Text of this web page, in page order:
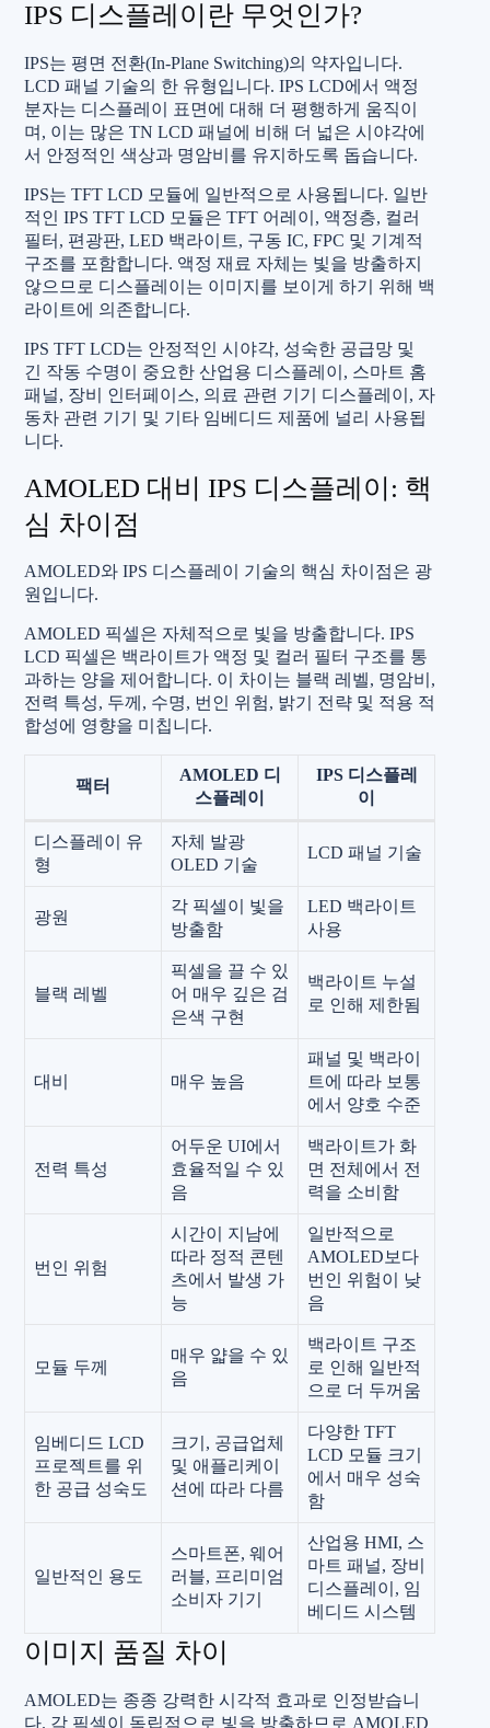
IPS 디스플레이란 무엇인가?
IPS는 평면 전환(In-Plane Switching)의 약자입니다.
LCD 패널 기술의 한 유형입니다. IPS LCD에서 액정
분자는 디스플레이 표면에 대해 더 평행하게 움직이
며, 이는 많은 TN LCD 패널에 비해 더 넓은 시야각에
서 안정적인 색상과 명암비를 유지하도록 돕습니다.
IPS는 TFT LCD 모듈에 일반적으로 사용됩니다. 일반
적인 IPS TFT LCD 모듈은 TFT 어레이, 액정층, 컬러
필터, 편광판, LED 백라이트, 구동 IC, FPC 및 기계적
구조를 포함합니다. 액정 재료 자체는 빛을 방출하지
않으므로 디스플레이는 이미지를 보이게 하기 위해 백
라이트에 의존합니다.
IPS TFT LCD는 안정적인 시야각, 성숙한 공급망 및
긴 작동 수명이 중요한 산업용 디스플레이, 스마트 홈
패널, 장비 인터페이스, 의료 관련 기기 디스플레이, 자
동차 관련 기기 및 기타 임베디드 제품에 널리 사용됩
니다.
AMOLED 대비 IPS 디스플레이: 핵
심 차이점
AMOLED와 IPS 디스플레이 기술의 핵심 차이점은 광
원입니다.
AMOLED 픽셀은 자체적으로 빛을 방출합니다. IPS
LCD 픽셀은 백라이트가 액정 및 컬러 필터 구조를 통
과하는 양을 제어합니다. 이 차이는 블랙 레벨, 명암비,
전력 특성, 두께, 수명, 번인 위험, 밝기 전략 및 적용 적
합성에 영향을 미칩니다.
팩터
AMOLED 디
스플레이
IPS 디스플레
이
디스플레이 유
형
자체 발광
OLED 기술
LCD 패널 기술
광원
각 픽셀이 빛을
방출함
LED 백라이트
사용
블랙 레벨
픽셀을 끌 수 있
어 매우 깊은 검
은색 구현
백라이트 누설
로 인해 제한됨
대비 매우 높음
패널 및 백라이
트에 따라 보통
에서 양호 수준
전력 특성
어두운 UI에서
효율적일 수 있
음
백라이트가 화
면 전체에서 전
력을 소비함
번인 위험
시간이 지남에
따라 정적 콘텐
츠에서 발생 가
능
일반적으로
AMOLED보다
번인 위험이 낮
음
모듈 두께
매우 얇을 수 있
음
백라이트 구조
로 인해 일반적
으로 더 두꺼움
임베디드 LCD
프로젝트를 위
한 공급 성숙도
크기, 공급업체
및 애플리케이
션에 따라 다름
다양한 TFT
LCD 모듈 크기
에서 매우 성숙
함
일반적인 용도
스마트폰, 웨어
러블, 프리미엄
소비자 기기
산업용 HMI, 스
마트 패널, 장비
디스플레이, 임
베디드 시스템
이미지 품질 차이
AMOLED는 종종 강력한 시각적 효과로 인정받습니
다. 각 픽셀이 독립적으로 빛을 방출하므로 AMOLED